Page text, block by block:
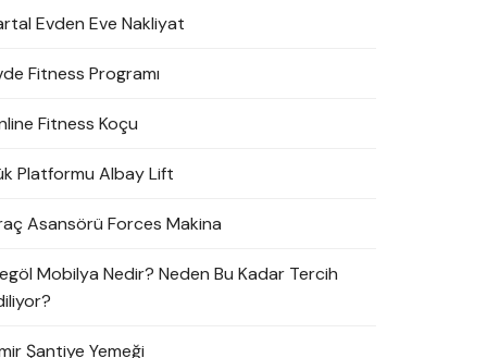
Evden Eve Nakliyat
Fitness Programı
Fitness Koçu
Platformu Albay Lift
Asansörü Forces Makina
Mobilya Nedir? Neden Bu Kadar Tercih
Şantiye Yemeği